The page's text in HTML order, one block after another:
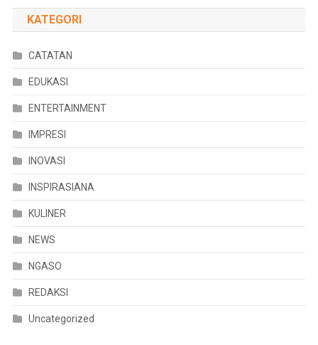
KATEGORI
CATATAN
EDUKASI
ENTERTAINMENT
IMPRESI
INOVASI
INSPIRASIANA
KULINER
NEWS
NGASO
REDAKSI
Uncategorized